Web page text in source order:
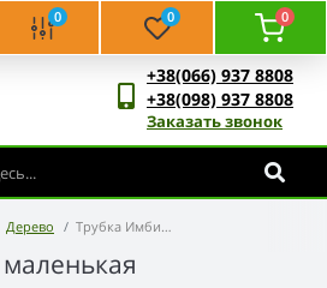
0 0 0
+38(066) 937 8808
+38(098) 937 8808
Заказать звонок
Дерево Трубка Имбирь маленькая